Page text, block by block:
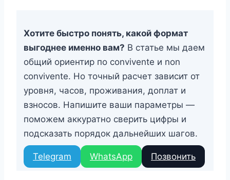
Хотите быстро понять, какой формат
выгоднее именно вам? В статье мы даем
общий ориентир по convivente и non
convivente. Но точный расчет зависит от
уровня, часов, проживания, доплат и
взносов. Напишите ваши параметры —
поможем аккуратно сверить цифры и
подсказать порядок дальнейших шагов.
Telegram WhatsApp Позвонить